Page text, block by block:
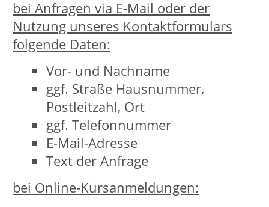
bzw. vom Webserver selbständig nach
Ablauf der Session gelöscht. Die Seite
verwendet keine persistenten Cookies.
Matomo (ehemals Piwik)
Diese Website benutzt den Open
Source Webanalysedienst Matomo.
Matomo verwendet so genannte
"Cookies". Das sind Textdateien, die
auf Ihrem Computer gespeichert
werden und die eine Analyse der
Benutzung der Website durch Sie
den Cookie erzeugten Informationen